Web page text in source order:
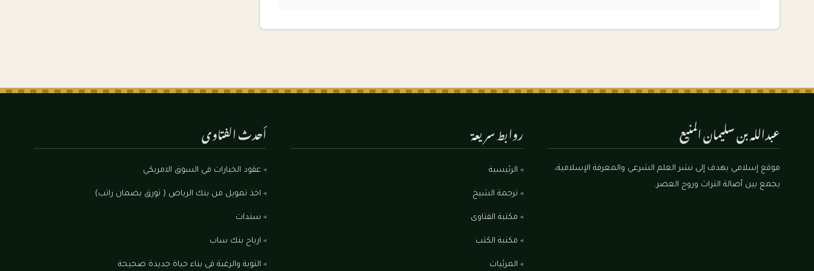
عبدالله بن سليمان المنيع
موقع إسلامي يهدف إلى نشر العلم الشرعي والمعرفة الإسلامية،
يجمع بين أصالة التراث وروح العصر.
روابط سريعة
الرئيسية
ترجمة الشيخ
مكتبة الفتاوى
مكتبة الكتب
المرئيات
أحدث الفتاوى
عقود الخيارات في السوق الامريكي
اخذ تمويل من بنك الرياض ( تورق بضمان راتب)
سندات
ارباح بنك ساب
التوبة والرغبة فى بناء حياة جديدة صحيحة